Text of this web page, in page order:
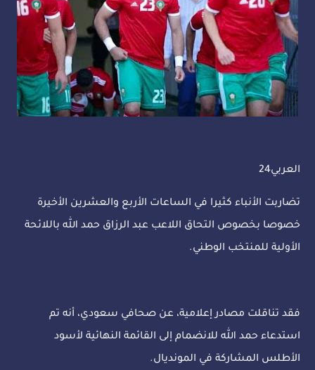
العربي24
تضاربت الأنباء كثيرا في الساعات الأربع والعشرين الأخيرة
خصوصا بخصوص التحاق اللاعب عبد الرزاق حمد الله باللائحة
الأولية للمنتخب الوطني.
فقد تناقلت مصادر إعلامية، عن صحافي سعودي، أنه تم
استدعاء حمد الله للانضمام إلى القائمة النهائية لأسود
الأطلس المشاركة في المونديال.